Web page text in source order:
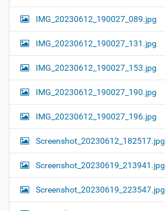
IMG_20230612_190027_089.jpg
IMG_20230612_190027_131.jpg
IMG_20230612_190027_153.jpg
IMG_20230612_190027_190.jpg
IMG_20230612_190027_196.jpg
Screenshot_20230612_182517.jpg
Screenshot_20230619_213941.jpg
Screenshot_20230619_223547.jpg